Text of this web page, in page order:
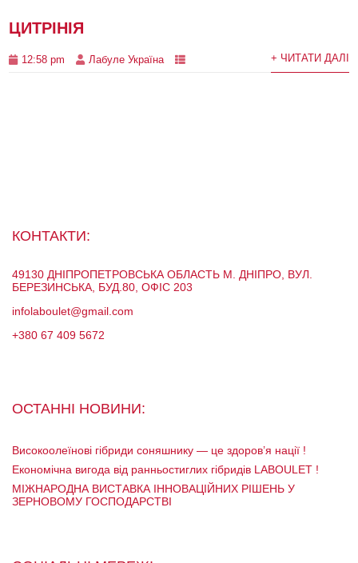
ЦИТРІНІЯ
12:58 pm Лабуле Україна + ЧИТАТИ ДАЛІ
КОНТАКТИ:
49130 ДНІПРОПЕТРОВСЬКА ОБЛАСТЬ М. ДНІПРО, ВУЛ.
БЕРЕЗИНСЬКА, БУД.80, ОФІС 203
infolaboulet@gmail.com
+380 67 409 5672
ОСТАННІ НОВИНИ:
Високоолеїнові гібриди соняшнику — це здоров’я нації !
Економічна вигода від ранньостиглих гібридів LABOULET !
МІЖНАРОДНА ВИСТАВКА ІННОВАЦІЙНИХ РІШЕНЬ У
ЗЕРНОВОМУ ГОСПОДАРСТВІ